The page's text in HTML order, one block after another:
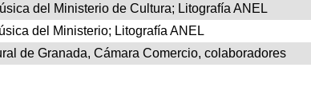
del Ministerio de Cultura; Litografía ANEL
del Ministerio; Litografía ANEL
de Granada, Cámara Comercio, colaboradores